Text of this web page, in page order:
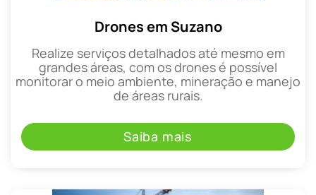
Drones em Suzano
Realize serviços detalhados até mesmo em
grandes áreas, com os drones é possível
monitorar o meio ambiente, mineração e manejo
de áreas rurais.
Saiba mais